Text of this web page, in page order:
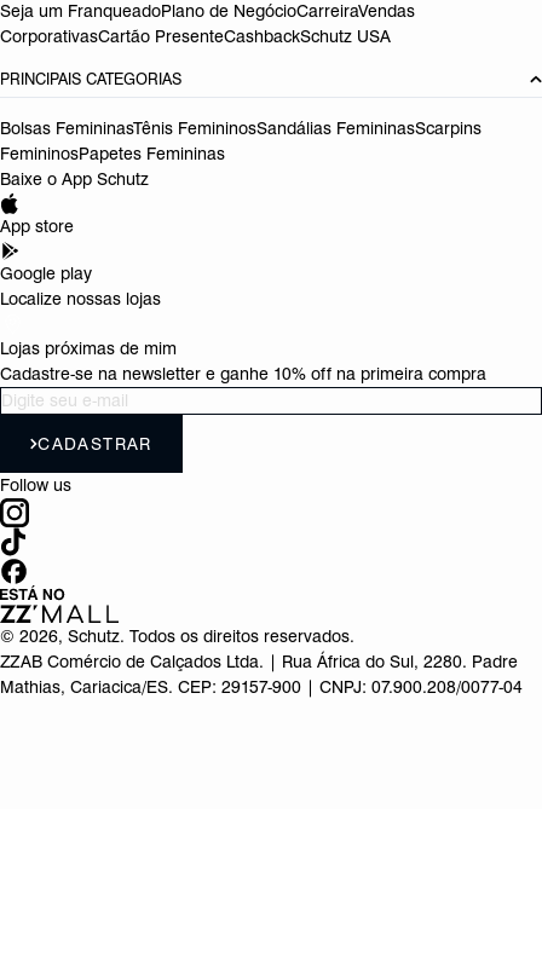
Seja um FranqueadoPlano de NegócioCarreiraVendas
CorporativasCartão PresenteCashbackSchutz USA
PRINCIPAIS CATEGORIAS
Bolsas FemininasTênis FemininosSandálias FemininasScarpins
FemininosPapetes Femininas
Baixe o App Schutz
App store
Google play
Localize nossas lojas
Lojas próximas de mim
Cadastre-se na newsletter e ganhe 10% off na primeira compra
CADASTRAR
Follow us
© 2026, Schutz. Todos os direitos reservados.
ZZAB Comércio de Calçados Ltda. | Rua África do Sul, 2280. Padre
Mathias, Cariacica/ES. CEP: 29157-900 | CNPJ: 07.900.208/0077-04